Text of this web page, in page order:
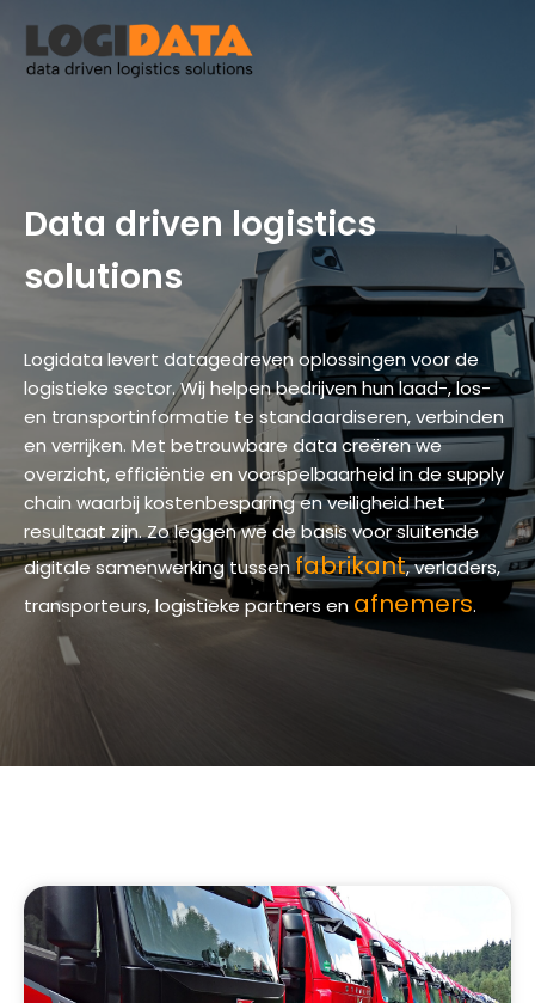
Data driven logistics
solutions
Logidata levert datagedreven oplossingen voor de
logistieke sector.Wij helpen bedrijven hun laad-, los-
en transportinformatie te standaardiseren, verbinden
en verrijken. Met betrouwbare data creëren we
overzicht, efficiëntie en voorspelbaarheid in de supply
chain waarbij kostenbesparing en veiligheid het
resultaat zijn.Zo leggen we de basis voor sluitende
digitale samenwerking tussenfabrikant, verladers,
transporteurs, logistieke partners en afnemers.